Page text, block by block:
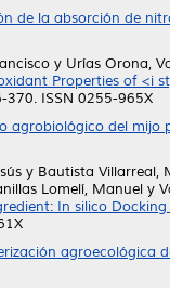
de la absorción de
y Urías Orona,
Properties of <i
ISSN 0255-965X
agrobiológico del mijo
y Bautista Villarreal,
Lomelí, Manuel y
In silico
agroecológica